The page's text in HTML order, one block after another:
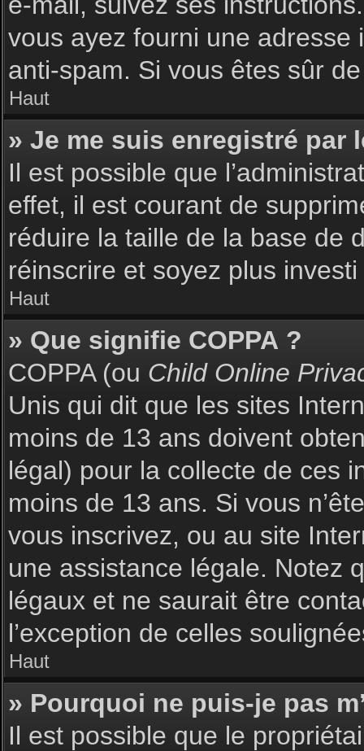
vous ayez fourni une adresse
anti-spam. Si vous êtes sûr
Haut
» Je me suis enregistré par
Il est possible que
effet, il est courant de
réduire la taille de la base de
réinscrire et soyez plus
Haut
» Que signifie COPPA ?
COPPA (ou Child Online
Unis qui dit que les sites
moins de 13 ans doivent
légal) pour la collecte de ces
moins de 13 ans. Si vous
vous inscrivez, ou au site
une assistance légale. Notez
légaux et ne saurait être
l’exception de celles
Haut
» Pourquoi ne puis-je pas
Il est possible que le